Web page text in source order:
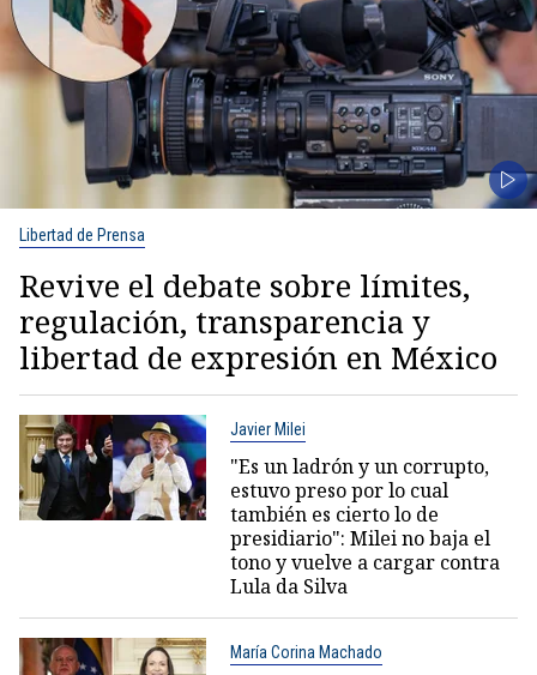
Libertad de Prensa
Revive el debate sobre límites,
regulación, transparencia y
libertad de expresión en México
Javier Milei
"Es un ladrón y un corrupto,
estuvo preso por lo cual
también es cierto lo de
presidiario": Milei no baja el
tono y vuelve a cargar contra
Lula da Silva
María Corina Machado